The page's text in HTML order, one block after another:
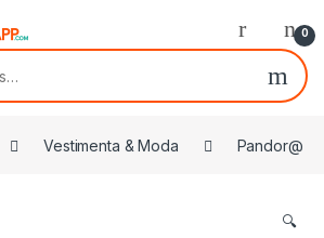
0
Vestimenta & Moda Pandor@
🔍